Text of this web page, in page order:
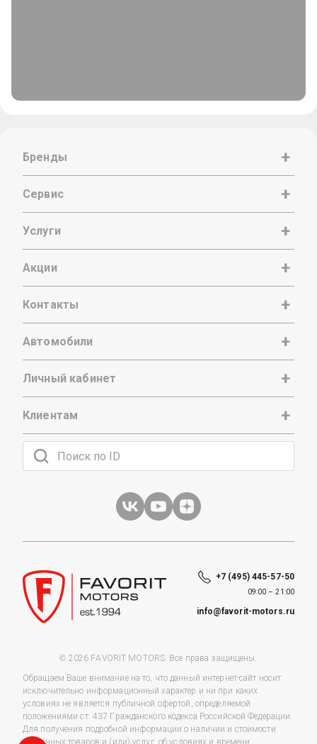
Бренды
Сервис
Услуги
Акции
Контакты
Автомобили
Личный кабинет
Клиентам
+7 (495) 445-57-50
09:00 – 21:00
info@favorit-motors.ru
© 2026 FAVORIT MOTORS. Все права защищены.
Обращаем Ваше внимание на то, что данный интернет-сайт носит
исключительно информационный характер и ни при каких
условиях не является публичной офертой, определяемой
положениями ст. 437 Гражданского кодекса Российской Федерации.
Для получения подробной информации о наличии и стоимости